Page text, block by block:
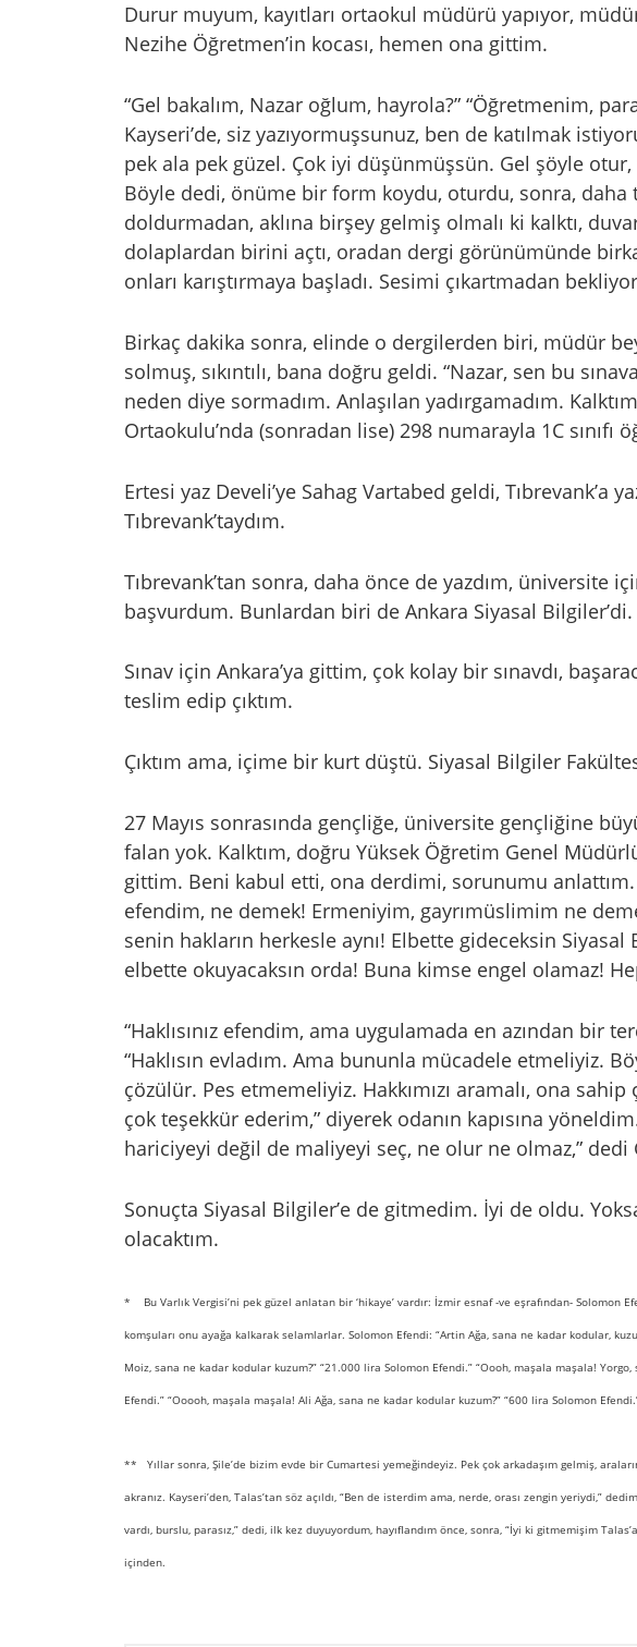
Durur muyum, kayıtları ortaokul müdürü yapıyor,
Nezihe Öğretmen’in kocası, hemen ona gittim.
“Gel bakalım, Nazar oğlum, hayrola?” “Öğretmenim,
Kayseri’de, siz yazıyormuşsunuz, ben de katılmak
pek ala pek güzel. Çok iyi düşünmüşsün. Gel şöyle
Böyle dedi, önüme bir form koydu, oturdu, sonra, daha
doldurmadan, aklına birşey gelmiş olmalı ki kalktı,
dolaplardan birini açtı, oradan dergi görünümünde
onları karıştırmaya başladı. Sesimi çıkartmadan
Birkaç dakika sonra, elinde o dergilerden biri, müdür
solmuş, sıkıntılı, bana doğru geldi. “Nazar, sen bu
neden diye sormadım. Anlaşılan yadırgamadım.
Ortaokulu’nda (sonradan lise) 298 numarayla 1C sınıfı
Ertesi yaz Develi’ye Sahag Vartabed geldi, Tıbrevank’a
Tıbrevank’taydım.
Tıbrevank’tan sonra, daha önce de yazdım, üniversite
başvurdum. Bunlardan biri de Ankara Siyasal Bilgiler’di.
Sınav için Ankara’ya gittim, çok kolay bir sınavdı,
teslim edip çıktım.
Çıktım ama, içime bir kurt düştü. Siyasal Bilgiler
27 Mayıs sonrasında gençliğe, üniversite gençliğine
falan yok. Kalktım, doğru Yüksek Öğretim Genel
gittim. Beni kabul etti, ona derdimi, sorunumu
efendim, ne demek! Ermeniyim, gayrımüslimim ne
senin hakların herkesle aynı! Elbette gideceksin
elbette okuyacaksın orda! Buna kimse engel olamaz!
“Haklısınız efendim, ama uygulamada en azından bir
“Haklısın evladım. Ama bununla mücadele etmeliyiz.
çözülür. Pes etmemeliyiz. Hakkımızı aramalı, ona sahip
çok teşekkür ederim,” diyerek odanın kapısına
hariciyeyi değil de maliyeyi seç, ne olur ne olmaz,”
Sonuçta Siyasal Bilgiler’e de gitmedim. İyi de oldu.
olacaktım.
* Bu Varlık Vergisi’ni pek güzel anlatan bir ‘hikaye’ vardır: İzmir esnaf -ve eşrafından- Solomon
komşuları onu ayağa kalkarak selamlarlar. Solomon Efendi: “Artin Ağa, sana ne kadar kodular,
Moiz, sana ne kadar kodular kuzum?” “21.000 lira Solomon Efendi.” “Oooh, maşala maşala!
Efendi.” “Ooooh, maşala maşala! Ali Ağa, sana ne kadar kodular kuzum?” “600 lira Solomon
** Yıllar sonra, Şile’de bizim evde bir Cumartesi yemeğindeyiz. Pek çok arkadaşım gelmiş,
akranız. Kayseri’den, Talas’tan söz açıldı, “Ben de isterdim ama, nerde, orası zengin yeriydi,”
vardı, burslu, parasız,” dedi, ilk kez duyuyordum, hayıflandım önce, sonra, “İyi ki gitmemişim
içinden.